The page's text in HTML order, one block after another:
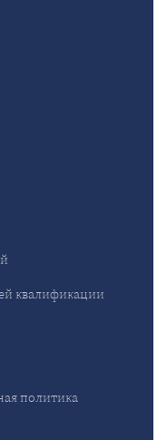
квалификации
политика